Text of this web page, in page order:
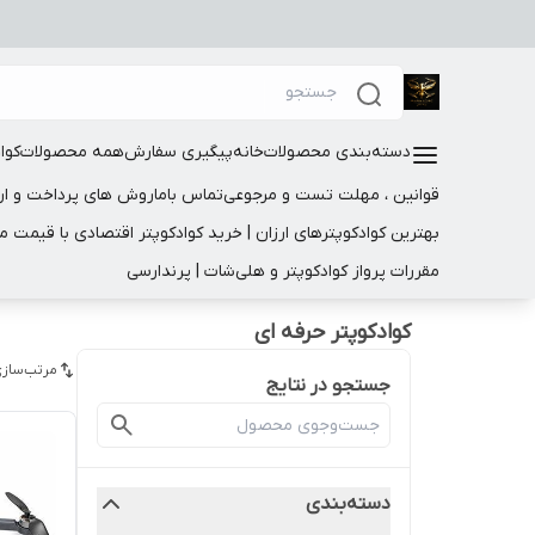
دسته‌بندی محصولاتخانهپیگیری سفارشهمه محصولات
قوانین ، مهلت تست و مرجوعیتماس باماروش های پرداخت و
بهترین کوادکوپترهای ارزان | خرید کوادکوپتر اقتصادی با
مقررات پرواز کوادکوپتر و هلی‌شات | پرندارسی
کوادکوپتر حرفه ای
جستجو در نتایج
دسته‌بندی